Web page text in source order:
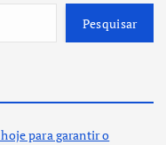
Pesquisar
para garantir o